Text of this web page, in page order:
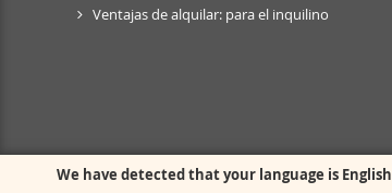
Ventajas de alquilar: para el inquilino
We have detected that your language is English